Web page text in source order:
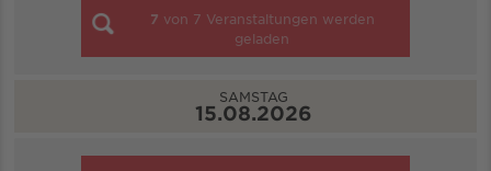
7 von 7 Veranstaltungen werden
geladen
SAMSTAG
15.08.2026